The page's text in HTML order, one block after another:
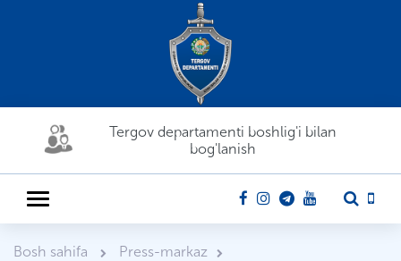
Tergov departamenti boshlig'i bilan
bog'lanish
Bosh sahifa
Press-markaz